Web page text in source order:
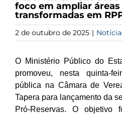
foco em ampliar áreas
transformadas em
2 de outubro de 2025 |
O Ministério Público do
promoveu, nesta quinta-
pública na Câmara de
Tapera para lançamento da
Pró-Reservas. O objetivo